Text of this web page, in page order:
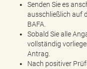
Senden Sie es
ausschließlich auf
BAFA.
Sobald Sie alle
vollständig
Antrag.
Nach positiver